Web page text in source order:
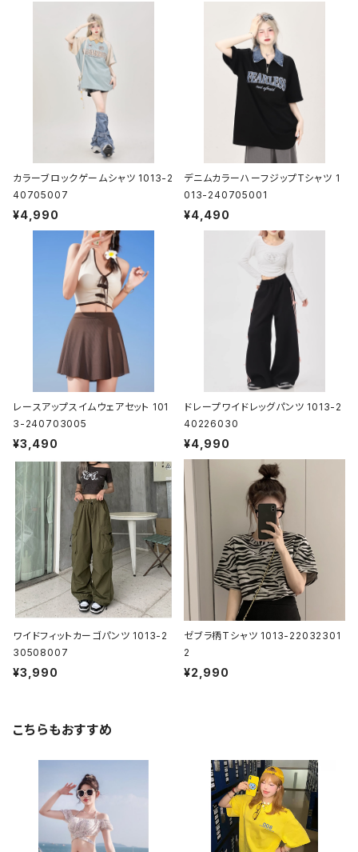
カラーブロックゲームシャツ 1013-2
40705007
¥4,990
デニムカラーハーフジップTシャツ 1
013-240705001
¥4,490
レースアップスイムウェアセット 101
3-240703005
¥3,490
ドレープワイドレッグパンツ 1013-2
40226030
¥4,990
ワイドフィットカーゴパンツ 1013-2
30508007
¥3,990
ゼブラ柄Tシャツ 1013-22032301
2
¥2,990
こちらもおすすめ